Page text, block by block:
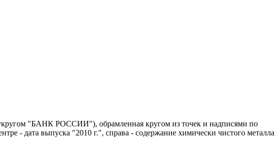
"БАНК РОССИИ"), обрамленная кругом из точек и надписями по
- дата выпуска "2010 г.", справа - содержание химически чистого металла